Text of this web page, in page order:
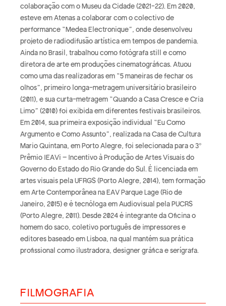
colaboração com o Museu da Cidade (2021-22). Em 2020,
esteve em Atenas a colaborar com o colectivo de
performance “Medea Electronique”, onde desenvolveu
projeto de radiodifusão artística em tempos de pandemia.
Ainda no Brasil, trabalhou como fotógrafa still e como
diretora de arte em produções cinematográficas. Atuou
como uma das realizadoras em “5 maneiras de fechar os
olhos”, primeiro longa-metragem universitário brasileiro
(2011), e sua curta-metragem “Quando a Casa Cresce e Cria
Limo” (2010) foi exibida em diferentes festivais brasileiros.
Em 2014, sua primeira exposição individual “Eu Como
Argumento e Como Assunto”, realizada na Casa de Cultura
Mario Quintana, em Porto Alegre, foi selecionada para o 3°
Prêmio IEAVi – Incentivo à Produção de Artes Visuais do
Governo do Estado do Rio Grande do Sul. É licenciada em
artes visuais pela UFRGS (Porto Alegre, 2014), tem formação
em Arte Contemporânea na EAV Parque Lage (Rio de
Janeiro, 2015) e é tecnóloga em Audiovisual pela PUCRS
(Porto Alegre, 2011). Desde 2024 é integrante da Oficina o
homem do saco, coletivo português de impressores e
editores baseado em Lisboa, na qual mantém sua prática
profissional como ilustradora, designer gráfica e serígrafa.
FILMOGRAFIA